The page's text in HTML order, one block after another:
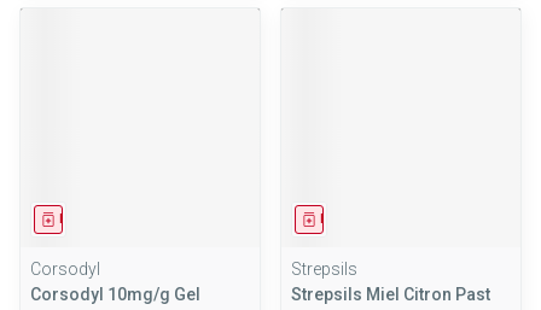
Corsodyl
Corsodyl 10mg/g Gel
Strepsils
Strepsils Miel Citron Past